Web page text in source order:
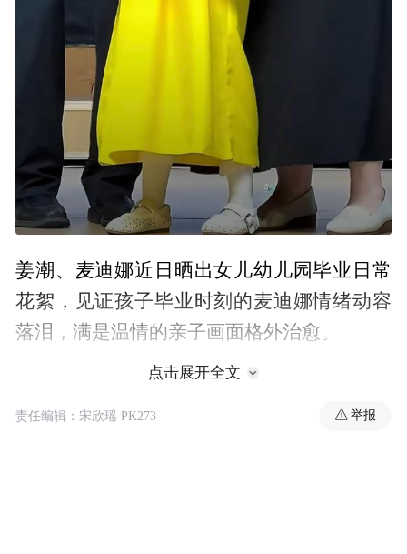
姜潮、麦迪娜近日晒出女儿幼儿园毕业日常
花絮，见证孩子毕业时刻的麦迪娜情绪动容
落泪，满是温情的亲子画面格外治愈。
点击展开全文
责任编辑：宋欣瑶 PK273 举报